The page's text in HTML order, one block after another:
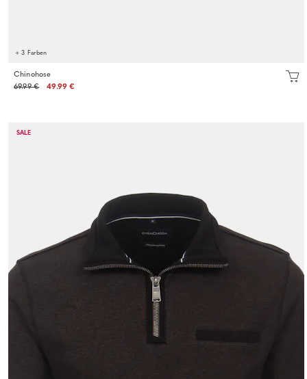
+ 3 Farben
Chinohose
69.99 €
49.99 €
SALE